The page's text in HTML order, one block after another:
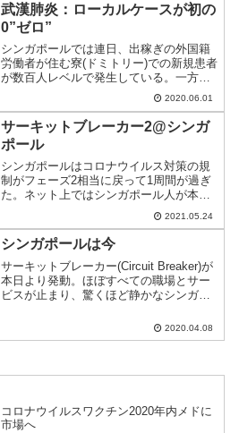
武漢肺炎：ローカルケースが初の
0”ゼロ”
シンガポールでは連日、出稼ぎの外国籍
労働者が住む寮(ドミトリー)での新規患者
が数百人レベルで発生している。一方、
ローカルケースは調査後初の0となった。
2020.06.01
サーキットブレーカー2@シンガ
ポール
シンガポールはコロナウイルス対策の規
制がフェーズ2相当に戻って1周間が過ぎ
た。ネット上ではシンガポール人が本対
策をサーキットブレーカー2と呼んでい
る。ショッピングモールはガラガラとな
り傍から見て事業継続できるのか？とい
うレベルになっている。
2021.05.24
シンガポールは今
サーキットブレーカー(Circuit Breaker)が
本日より発動。ほぼすべての職場とサー
ビスが止まり、驚くほど静かなシンガポ
2020.04.08
コロナウイルスワクチン2020年内メドに
市場へ